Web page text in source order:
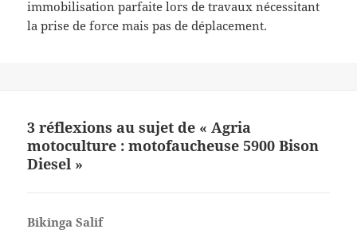
immobilisation parfaite lors de travaux nécessitant
la prise de force mais pas de déplacement.
3 réflexions au sujet de « Agria
motoculture : motofaucheuse 5900 Bison
Diesel »
Bikinga Salifdit :